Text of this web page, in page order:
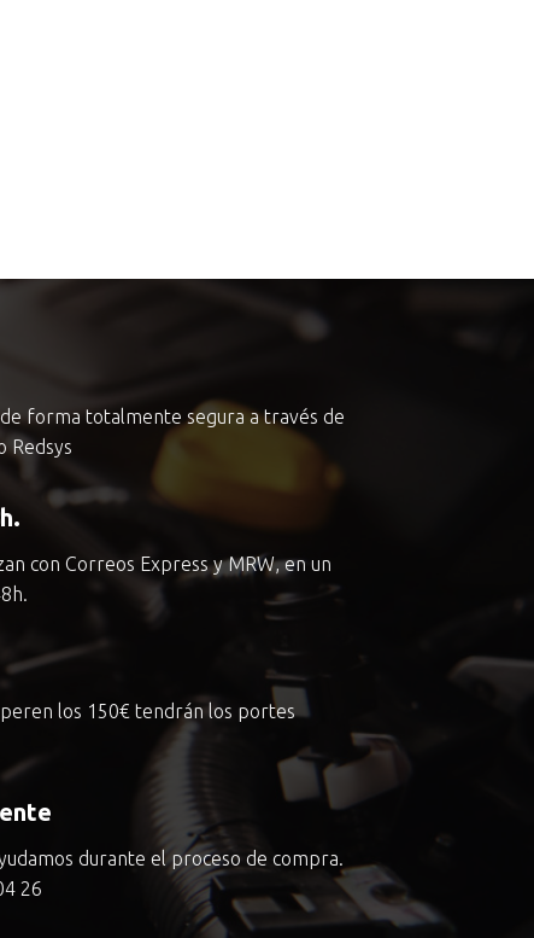
forma totalmente segura a través de
Redsys
con Correos Express y MRW, en un
los 150€ tendrán los portes
durante el proceso de compra.
26